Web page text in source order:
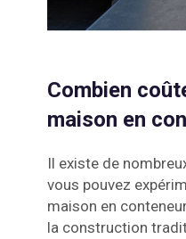
Combien
maison en
Il existe de
vous pouvez
maison en
la construction